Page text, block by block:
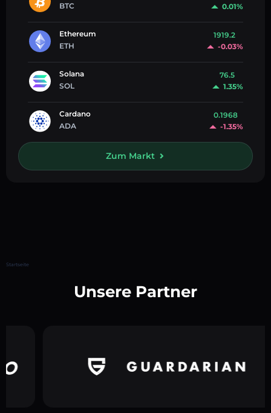
BTC
0.01%
Ethereum
ETH
1919.2
-0.03%
Solana
SOL
76.5
1.35%
Cardano
ADA
0.1968
-1.35%
Zum Markt
Startseite
Unsere Partner